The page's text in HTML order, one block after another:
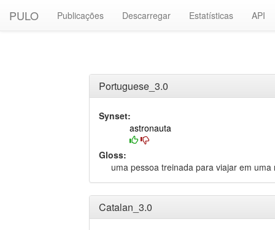
PULO Publicações Descarregar Estatísticas API
Portuguese_3.0
Synset:
astronauta
Gloss:
uma pessoa treinada para viajar em uma
Catalan_3.0